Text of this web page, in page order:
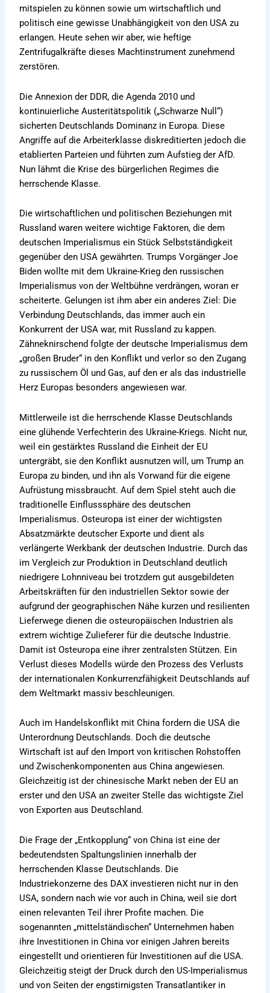
mitspielen zu können sowie um wirtschaftlich und
politisch eine gewisse Unabhängigkeit von den USA zu
erlangen. Heute sehen wir aber, wie heftige
Zentrifugalkräfte dieses Machtinstrument zunehmend
zerstören.
Die Annexion der DDR, die Agenda 2010 und
kontinuierliche Austeritätspolitik („Schwarze Null“)
sicherten Deutschlands Dominanz in Europa. Diese
Angriffe auf die Arbeiterklasse diskreditierten jedoch die
etablierten Parteien und führten zum Aufstieg der AfD.
Nun lähmt die Krise des bürgerlichen Regimes die
herrschende Klasse.
Die wirtschaftlichen und politischen Beziehungen mit
Russland waren weitere wichtige Faktoren, die dem
deutschen Imperialismus ein Stück Selbstständigkeit
gegenüber den USA gewährten. Trumps Vorgänger Joe
Biden wollte mit dem Ukraine-Krieg den russischen
Imperialismus von der Weltbühne verdrängen, woran er
scheiterte. Gelungen ist ihm aber ein anderes Ziel: Die
Verbindung Deutschlands, das immer auch ein
Konkurrent der USA war, mit Russland zu kappen.
Zähneknirschend folgte der deutsche Imperialismus dem
„großen Bruder“ in den Konflikt und verlor so den Zugang
zu russischem Öl und Gas, auf den er als das industrielle
Herz Europas besonders angewiesen war.
Mittlerweile ist die herrschende Klasse Deutschlands
eine glühende Verfechterin des Ukraine-Kriegs. Nicht nur,
weil ein gestärktes Russland die Einheit der EU
untergräbt, sie den Konflikt ausnutzen will, um Trump an
Europa zu binden, und ihn als Vorwand für die eigene
Aufrüstung missbraucht. Auf dem Spiel steht auch die
traditionelle Einflusssphäre des deutschen
Imperialismus. Osteuropa ist einer der wichtigsten
Absatzmärkte deutscher Exporte und dient als
verlängerte Werkbank der deutschen Industrie. Durch das
im Vergleich zur Produktion in Deutschland deutlich
niedrigere Lohnniveau bei trotzdem gut ausgebildeten
Arbeitskräften für den industriellen Sektor sowie der
aufgrund der geographischen Nähe kurzen und resilienten
Lieferwege dienen die osteuropäischen Industrien als
extrem wichtige Zulieferer für die deutsche Industrie.
Damit ist Osteuropa eine ihrer zentralsten Stützen. Ein
Verlust dieses Modells würde den Prozess des Verlusts
der internationalen Konkurrenzfähigkeit Deutschlands auf
dem Weltmarkt massiv beschleunigen.
Auch im Handelskonflikt mit China fordern die USA die
Unterordnung Deutschlands. Doch die deutsche
Wirtschaft ist auf den Import von kritischen Rohstoffen
und Zwischenkomponenten aus China angewiesen.
Gleichzeitig ist der chinesische Markt neben der EU an
erster und den USA an zweiter Stelle das wichtigste Ziel
von Exporten aus Deutschland.
Die Frage der „Entkopplung“ von China ist eine der
bedeutendsten Spaltungslinien innerhalb der
herrschenden Klasse Deutschlands. Die
Industriekonzerne des DAX investieren nicht nur in den
USA, sondern nach wie vor auch in China, weil sie dort
einen relevanten Teil ihrer Profite machen. Die
sogenannten „mittelständischen“ Unternehmen haben
ihre Investitionen in China vor einigen Jahren bereits
eingestellt und orientieren für Investitionen auf die USA.
Gleichzeitig steigt der Druck durch den US-Imperialismus
und von Seiten der engstirnigsten Transatlantiker in